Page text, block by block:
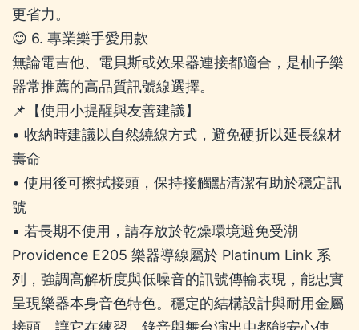
更省力。
😊 6. 專業樂手愛用款
無論電吉他、電貝斯或效果器連接都適合，是柚子樂
器常推薦的高品質訊號線選擇。
📌【使用小提醒與友善建議】
• 收納時建議以自然繞線方式，避免硬折以延長線材
壽命
• 使用後可擦拭接頭，保持接觸點清潔有助於穩定訊
號
• 若長期不使用，請存放於乾燥環境避免受潮
Providence E205 樂器導線屬於 Platinum Link 系
列，強調高解析度與低噪音的訊號傳輸表現，能忠實
呈現樂器本身音色特色。穩定的結構設計與耐用金屬